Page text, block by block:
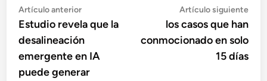
Navegación
de
entradas
Artículo anteriorArtículo
anterior:
Estudio revela que la
desalineación
emergente en IA
puede generar
Artículo siguiente
los casos que han
conmocionado en solo
15 días